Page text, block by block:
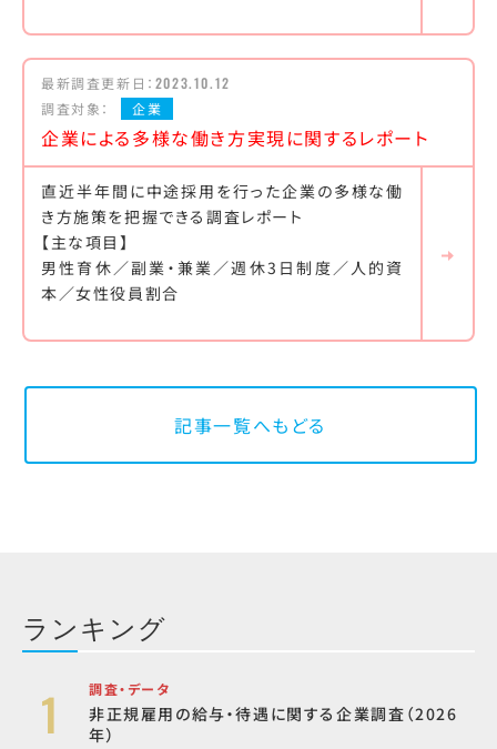
最新調査更新日： 2023.10.12
調査対象：
企業
企業による多様な働き方実現に関するレポート
直近半年間に中途採用を行った企業の多様な働
き方施策を把握できる調査レポート
【主な項目】
男性育休／副業・兼業／週休3日制度／人的資
本／女性役員割合
記事一覧へもどる
ランキング
調査・データ
非正規雇用の給与・待遇に関する企業調査（2026
年）